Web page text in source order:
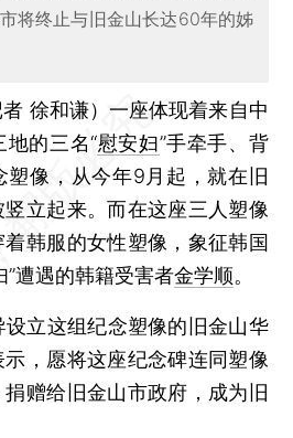
将终止与旧金山长达60年的姊
徐和谦） 一座体现着来自中
地的三名“慰安妇”手牵手、背
塑像，从今年9月起，就在旧
竖立起来。而在这座三人塑像
韩服的女性塑像，象征韩国
”遭遇的韩籍受害者金学顺。
立这组纪念塑像的旧金山华
，愿将这座纪念碑连同塑像
赠给旧金山市政府，成为旧